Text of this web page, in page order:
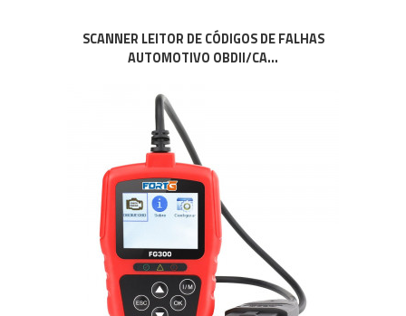
SCANNER LEITOR DE CÓDIGOS DE FALHAS
AUTOMOTIVO OBDII/CA...